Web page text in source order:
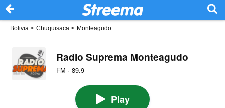
Bolivia > Chuquisaca > Monteagudo
Radio Suprema Monteagudo
FM · 89.9
Play